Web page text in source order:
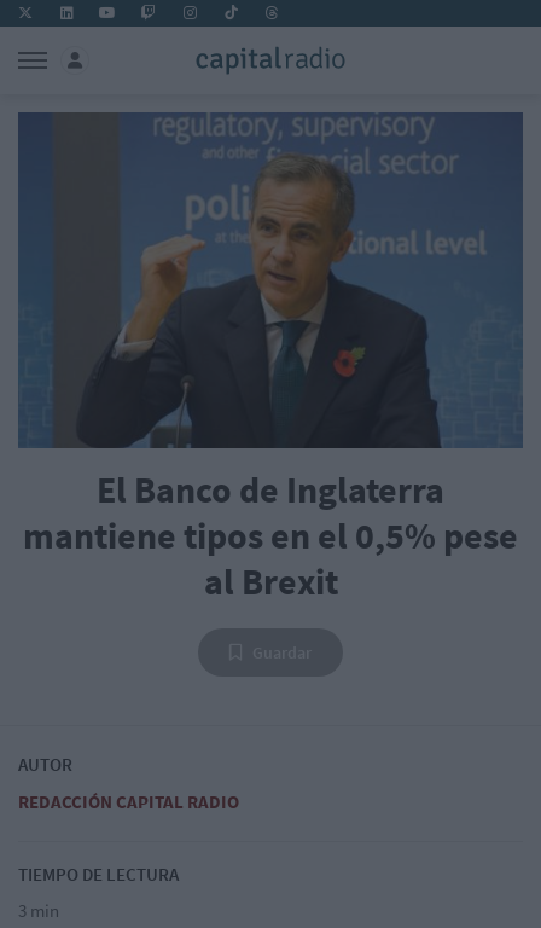
El Banco de Inglaterra
mantiene tipos en el 0,5% pese
al Brexit
AUTOR
REDACCIÓN CAPITAL RADIO
TIEMPO DE LECTURA
3 min